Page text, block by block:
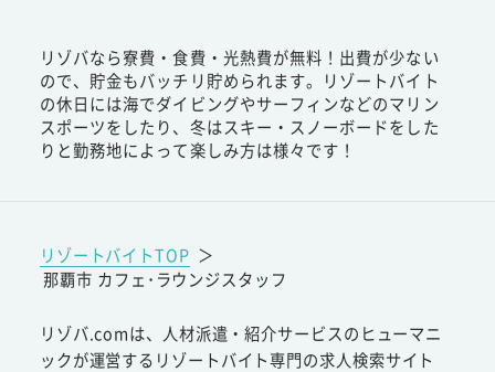
リゾバなら寮費・食費・光熱費が無料！出費が少ない
ので、貯金もバッチリ貯められます。リゾートバイト
の休日には海でダイビングやサーフィンなどのマリン
スポーツをしたり、冬はスキー・スノーボードをした
りと勤務地によって楽しみ方は様々です！
リゾートバイトTOP ＞
那覇市 カフェ･ラウンジスタッフ
リゾバ.comは、人材派遣・紹介サービスのヒューマニ
ックが運営するリゾートバイト専門の求人検索サイト